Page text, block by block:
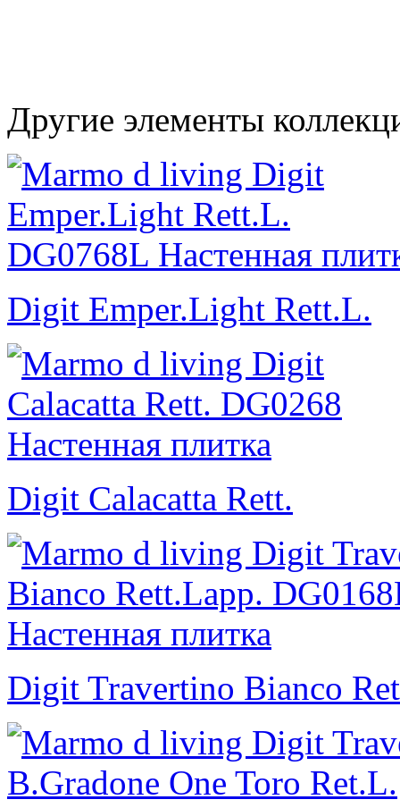
Другие элементы
Digit Emper.Light Rett.L.
Digit Calacatta Rett.
Digit Travertino Bianco